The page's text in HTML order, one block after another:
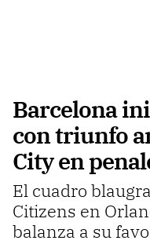
Barcelona
con triunfo
City en
El cuadro
Citizens en
balanza a su